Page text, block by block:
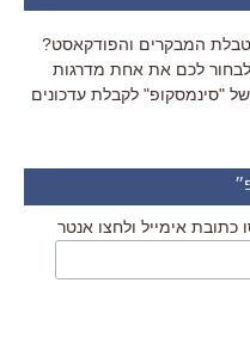
טבלת המבקרים והפודקאסט?
לכם את אחת מדרגות
"סינמסקופ" לקבלת עדכונים
כתובת אימייל ולחצו אנטר